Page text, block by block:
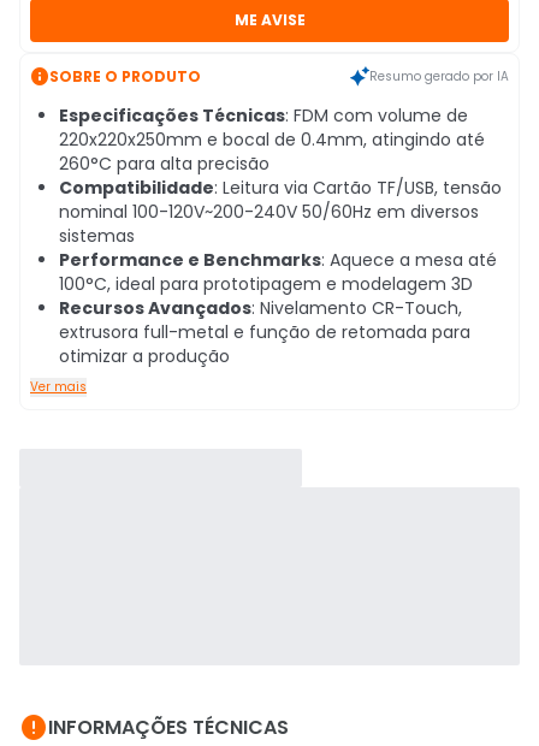
ME AVISE
SOBRE O PRODUTO Resumo gerado por IA
Especificações Técnicas: FDM com volume de
220x220x250mm e bocal de 0.4mm, atingindo até
260°C para alta precisão
Compatibilidade: Leitura via Cartão TF/USB, tensão
nominal 100-120V~200-240V 50/60Hz em diversos
sistemas
Performance e Benchmarks: Aquece a mesa até
100°C, ideal para prototipagem e modelagem 3D
Recursos Avançados: Nivelamento CR-Touch,
extrusora full-metal e função de retomada para
otimizar a produção
Ver mais
INFORMAÇÕES TÉCNICAS